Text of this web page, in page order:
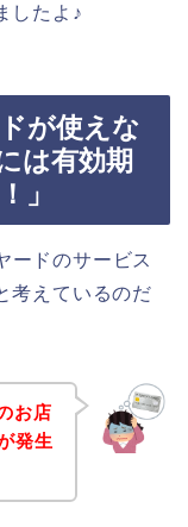
したよ♪
が使えな
は有効期
」
ードのサービス
考えているのだ
お店
発生